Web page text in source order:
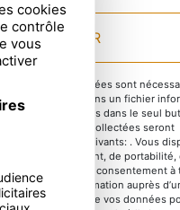
cookies
contrôle
vousENVOYER
communiquées sont
enregistrées dans un fichier
et ses sous-traitants dans le seul
Les données collectées seront
destinataires suivants: . Vous
d’effacement, de portabilité,
de retrait de votre consentement à
une réclamation auprès
le sort de vos données